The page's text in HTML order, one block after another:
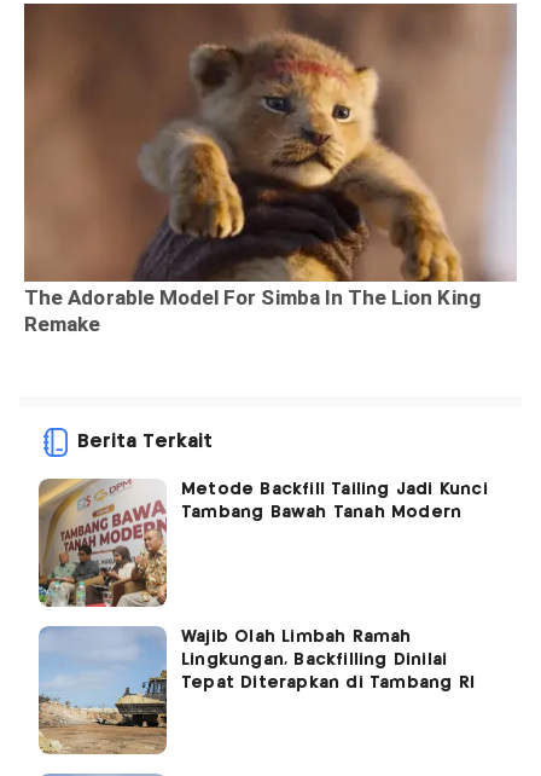
Berita Terkait
Metode Backfill Tailing Jadi Kunci
Tambang Bawah Tanah Modern
Wajib Olah Limbah Ramah
Lingkungan, Backfilling Dinilai
Tepat Diterapkan di Tambang RI